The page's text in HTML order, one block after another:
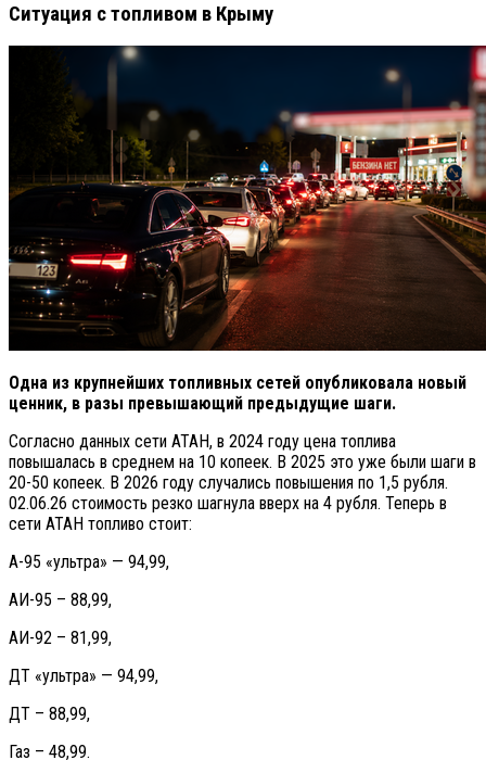
Ситуация с топливом в Крыму
Одна из крупнейших топливных сетей опубликовала новый
ценник, в разы превышающий предыдущие шаги.
Согласно данных сети АТАН, в 2024 году цена топлива
повышалась в среднем на 10 копеек. В 2025 это уже были шаги в
20-50 копеек. В 2026 году случались повышения по 1,5 рубля.
02.06.26 стоимость резко шагнула вверх на 4 рубля. Теперь в
сети АТАН топливо стоит:
А-95 «ультра» — 94,99,
АИ-95 – 88,99,
АИ-92 – 81,99,
ДТ «ультра» — 94,99,
ДТ – 88,99,
Газ – 48,99.